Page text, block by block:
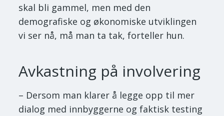
skal bli gammel, men med den
demografiske og økonomiske utviklingen
vi ser nå, må man ta tak, forteller hun.
Avkastning på involvering
– Dersom man klarer å legge opp til mer
dialog med innbyggerne og faktisk testing